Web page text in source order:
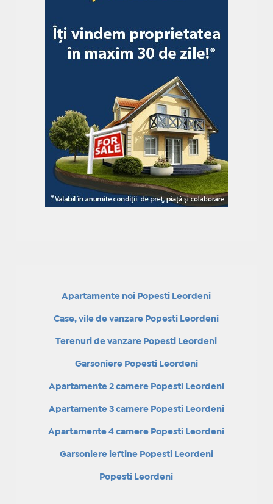
Apartamente noi Popesti Leordeni
Case, vile de vanzare Popesti Leordeni
Terenuri de vanzare Popesti Leordeni
Garsoniere Popesti Leordeni
Apartamente 2 camere Popesti Leordeni
Apartamente 3 camere Popesti Leordeni
Apartamente 4 camere Popesti Leordeni
Garsoniere ieftine Popesti Leordeni
Popesti Leordeni